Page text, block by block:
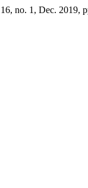
no. 1, Dec. 2019,